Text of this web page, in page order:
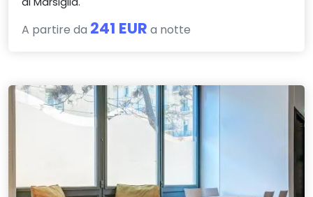
A partire da 241 EUR a notte